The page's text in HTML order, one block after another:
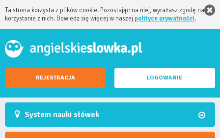
Ta strona korzysta z plików cookie. Pozostając na niej, wyrażasz zgodę na
korzystanie z nich. Dowiedz się więcej w naszej polityce prywatności.
REJESTRACJA LOGOWANIE
System nauki słówek